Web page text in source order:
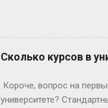
а закончила 9 классов.
позволяет бегать по
формальности.
быть высокой, худой и
весишь 55 кг — окей, но
Сколько курсов в
Короче, вопрос на
университете?